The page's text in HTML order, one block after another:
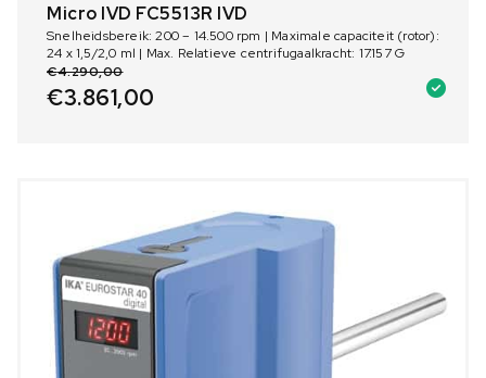
Micro IVD FC5513R IVD
Snelheidsbereik: 200 – 14.500 rpm | Maximale capaciteit (rotor):
24 x 1,5/2,0 ml | Max. Relatieve centrifugaalkracht: 17.157 G
€4.290,00
€3.861,00